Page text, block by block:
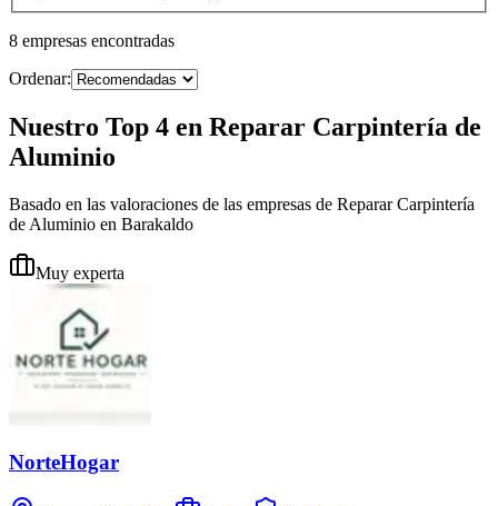
8 empresas encontradas
Ordenar:
Nuestro Top 4 en Reparar Carpintería de
Aluminio
Basado en las valoraciones de las empresas de Reparar Carpintería
de Aluminio en Barakaldo
Muy experta
NorteHogar